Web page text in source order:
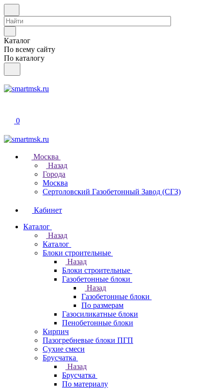
Каталог
По всему сайту
По каталогу
0
Москва
Назад
Города
Москва
Сертоловский Газобетонный Завод (СГЗ)
Кабинет
Каталог
Назад
Каталог
Блоки строительные
Назад
Блоки строительные
Газобетонные блоки
Назад
Газобетонные блоки
По размерам
Газосиликатные блоки
Пенобетонные блоки
Кирпич
Пазогребневые блоки ПГП
Сухие смеси
Брусчатка
Назад
Брусчатка
По материалу